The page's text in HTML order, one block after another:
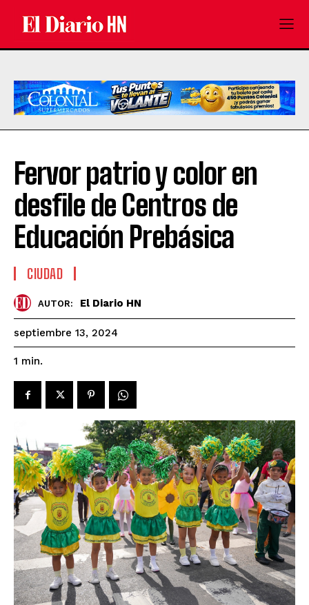
Fervor patrio y color en
desfile de Centros de
Educación Prebásica
CIUDAD
AUTOR: El Diario HN
septiembre 13, 2024
1 min.